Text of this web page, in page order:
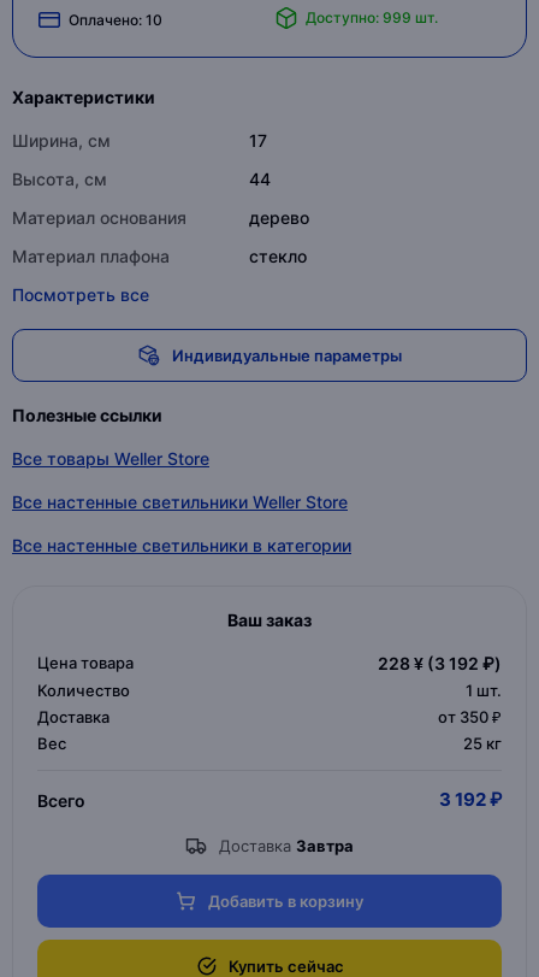
Оплачено: 10 Доступно: 999 шт.
Характеристики
Ширина, см
17
Высота, см
44
Материал основания
дерево
Материал плафона
стекло
Посмотреть все
Индивидуальные параметры
Полезные ссылки
Все товары Weller Store
Все настенные светильники Weller Store
Все настенные светильники в категории
Ваш заказ
Цена товара 228 ¥ (3 192 ₽)
Количество 1 шт.
Доставка
от 350 ₽
Вес
25 кг
Всего 3 192 ₽
Доставка Завтра
Добавить в корзину
Купить сейчас